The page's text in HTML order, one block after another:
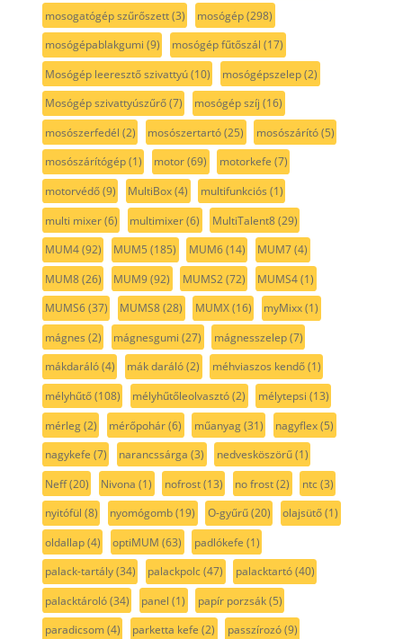
mosogatógép szűrőszett(3) mosógép(298)
mosógépablakgumi (9) mosógép fűtőszál (17)
Mosógép leeresztő szivattyú(10) mosógépszelep(2)
Mosógép szivattyúszűrő(7) mosógép szíj (16)
mosószerfedél (2) mosószertartó(25) mosószárító(5)
mosószárítógép(1) motor(69) motorkefe (7)
motorvédő(9) MultiBox(4) multifunkciós (1)
multi mixer(6) multimixer(6) MultiTalent8(29)
MUM4(92) MUM5 (185) MUM6(14) MUM7(4)
MUM8(26) MUM9(92) MUMS2(72) MUMS4(1)
MUMS6(37) MUMS8(28) MUMX(16) myMixx(1)
mágnes (2) mágnesgumi (27) mágnesszelep(7)
mákdaráló(4) mák daráló(2) méhviaszos kendő(1)
mélyhűtő(108) mélyhűtőleolvasztó(2) mélytepsi (13)
mérleg(2) mérőpohár(6) műanyag(31) nagyflex(5)
nagykefe (7) narancssárga (3) nedvesköszörű(1)
Neff(20) Nivona (1) nofrost(13) no frost(2) ntc(3)
nyitófül (8) nyomógomb(19) O-gyűrű(20) olajsütő(1)
oldallap(4) optiMUM (63) padlókefe (1)
palack-tartály(34) palackpolc(47) palacktartó(40)
palacktároló(34) panel (1) papír porzsák(5)
paradicsom(4) parketta kefe (2) passzírozó(9)